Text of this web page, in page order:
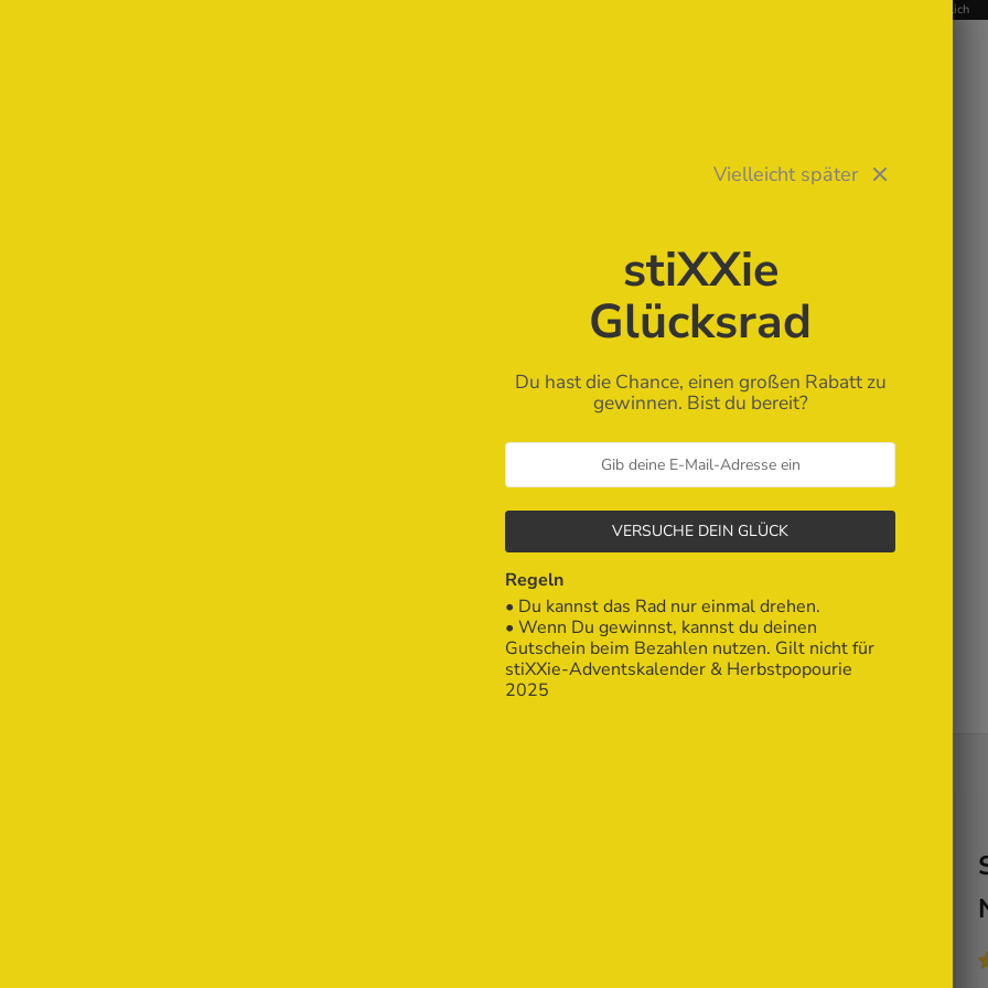
📥 Digitale Stickdateien – Sofort-Download nach Kauf | Stickmaschine erforderlich
🏆 Bestseller
Neue Stickdateien
ITH Stickdateien
Blog
Vielleicht später
stiXXie
Glücksrad
Du hast die Chance, einen großen Rabatt zu
gewinnen. Bist du bereit?
VERSUCHE DEIN GLÜCK
Regeln
• Du kannst das Rad nur einmal drehen.
• Wenn Du gewinnst, kannst du deinen
Gutschein beim Bezahlen nutzen. Gilt nicht für
stiXXie-Adventskalender & Herbstpopourie
2025